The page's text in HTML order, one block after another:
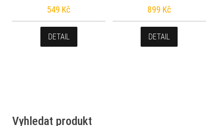
549 Kč
DETAIL
899 Kč
DETAIL
Vyhledat produkt